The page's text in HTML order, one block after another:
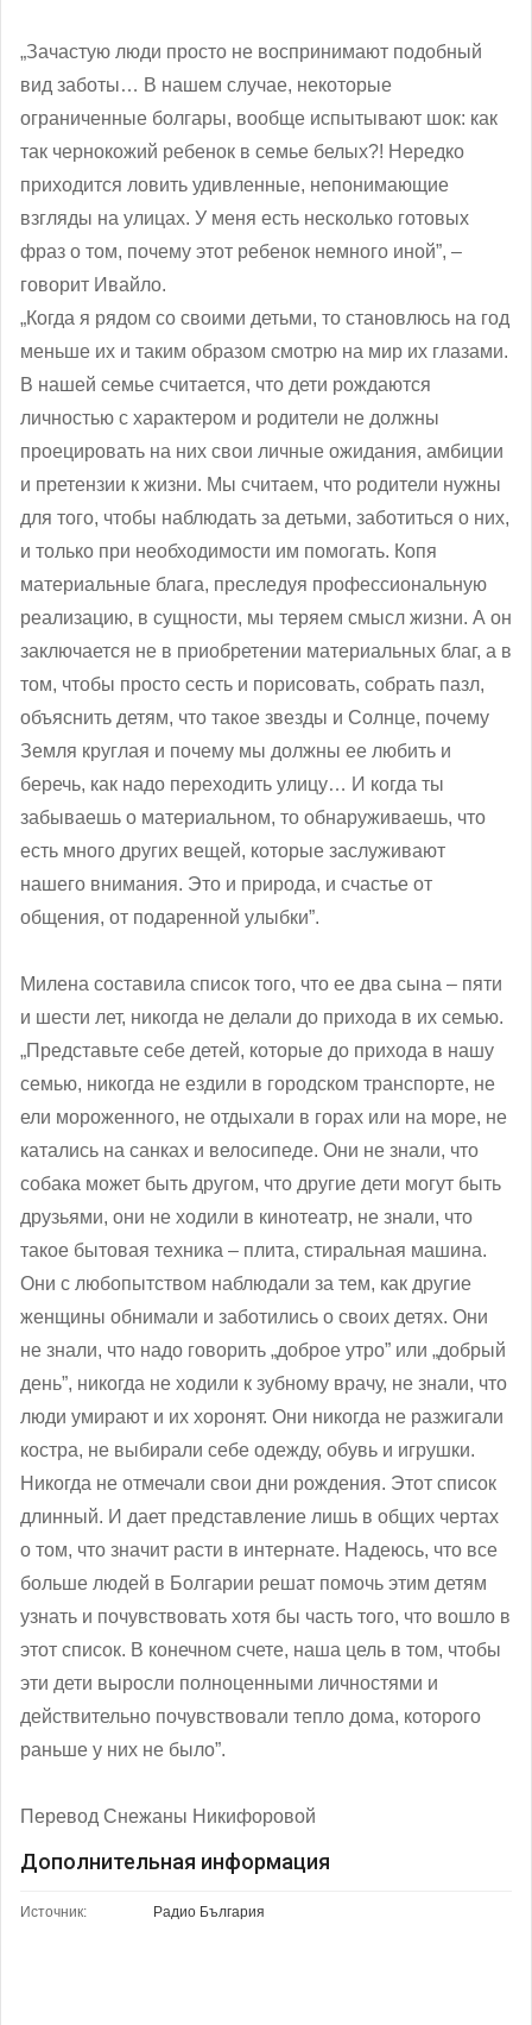
„Зачастую люди просто не воспринимают подобный
вид заботы… В нашем случае, некоторые
ограниченные болгары, вообще испытывают шок: как
так чернокожий ребенок в семье белых?! Нередко
приходится ловить удивленные, непонимающие
взгляды на улицах. У меня есть несколько готовых
фраз о том, почему этот ребенок немного иной”, ‒
говорит Ивайло.
„Когда я рядом со своими детьми, то становлюсь на год
меньше их и таким образом смотрю на мир их глазами.
В нашей семье считается, что дети рождаются
личностью с характером и родители не должны
проецировать на них свои личные ожидания, амбиции
и претензии к жизни. Мы считаем, что родители нужны
для того, чтобы наблюдать за детьми, заботиться о них,
и только при необходимости им помогать. Копя
материальные блага, преследуя профессиональную
реализацию, в сущности, мы теряем смысл жизни. А он
заключается не в приобретении материальных благ, а в
том, чтобы просто сесть и порисовать, собрать пазл,
объяснить детям, что такое звезды и Солнце, почему
Земля круглая и почему мы должны ее любить и
беречь, как надо переходить улицу… И когда ты
забываешь о материальном, то обнаруживаешь, что
есть много других вещей, которые заслуживают
нашего внимания. Это и природа, и счастье от
общения, от подаренной улыбки”.
Милена составила список того, что ее два сына – пяти
и шести лет, никогда не делали до прихода в их семью.
„Представьте себе детей, которые до прихода в нашу
семью, никогда не ездили в городском транспорте, не
ели мороженного, не отдыхали в горах или на море, не
катались на санках и велосипеде. Они не знали, что
собака может быть другом, что другие дети могут быть
друзьями, они не ходили в кинотеатр, не знали, что
такое бытовая техника – плита, стиральная машина.
Они с любопытством наблюдали за тем, как другие
женщины обнимали и заботились о своих детях. Они
не знали, что надо говорить „доброе утро” или „добрый
день”, никогда не ходили к зубному врачу, не знали, что
люди умирают и их хоронят. Они никогда не разжигали
костра, не выбирали себе одежду, обувь и игрушки.
Никогда не отмечали свои дни рождения. Этот список
длинный. И дает представление лишь в общих чертах
о том, что значит расти в интернате. Надеюсь, что все
больше людей в Болгарии решат помочь этим детям
узнать и почувствовать хотя бы часть того, что вошло в
этот список. В конечном счете, наша цель в том, чтобы
эти дети выросли полноценными личностями и
действительно почувствовали тепло дома, которого
раньше у них не было”.
Перевод Снежаны Никифоровой
Дополнительная информация
Источник: Радио България